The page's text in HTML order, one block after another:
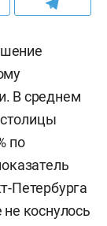
В среднем
по
Петербурга
коснулось